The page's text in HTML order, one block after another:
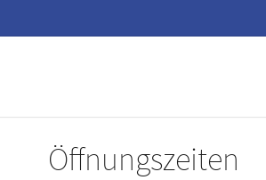
Öffnungszeiten